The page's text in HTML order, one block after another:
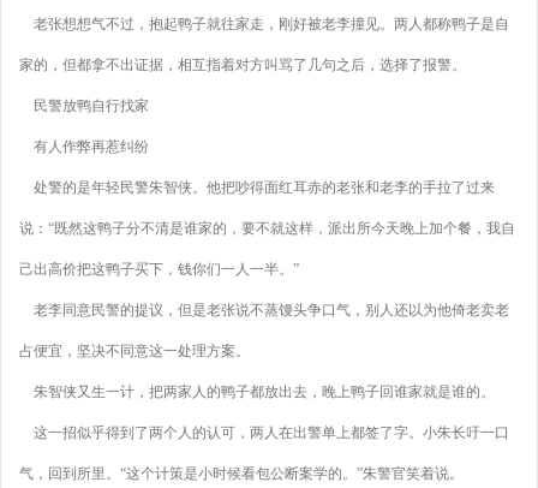
老张想想气不过，抱起鸭子就往家走，刚好被老李撞见。两人都称鸭子是自
家的，但都拿不出证据，相互指着对方叫骂了几句之后，选择了报警。
民警放鸭自行找家
有人作弊再惹纠纷
处警的是年轻民警朱智侠。他把吵得面红耳赤的老张和老李的手拉了过来
说：“既然这鸭子分不清是谁家的，要不就这样，派出所今天晚上加个餐，我自
己出高价把这鸭子买下，钱你们一人一半。”
老李同意民警的提议，但是老张说不蒸馒头争口气，别人还以为他倚老卖老
占便宜，坚决不同意这一处理方案。
朱智侠又生一计，把两家人的鸭子都放出去，晚上鸭子回谁家就是谁的。
这一招似乎得到了两个人的认可，两人在出警单上都签了字。小朱长吁一口
气，回到所里。“这个计策是小时候看包公断案学的。”朱警官笑着说。